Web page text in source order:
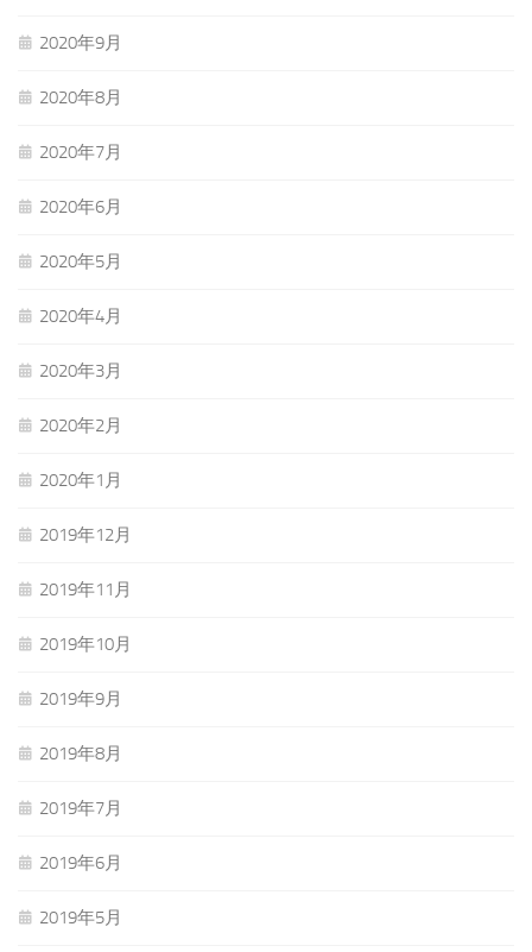
2020年9月
2020年8月
2020年7月
2020年6月
2020年5月
2020年4月
2020年3月
2020年2月
2020年1月
2019年12月
2019年11月
2019年10月
2019年9月
2019年8月
2019年7月
2019年6月
2019年5月